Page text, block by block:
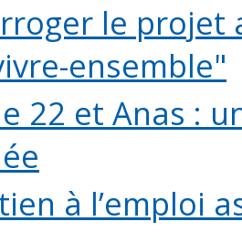
le projet
ensemble"
22 et Anas :
à l’emploi